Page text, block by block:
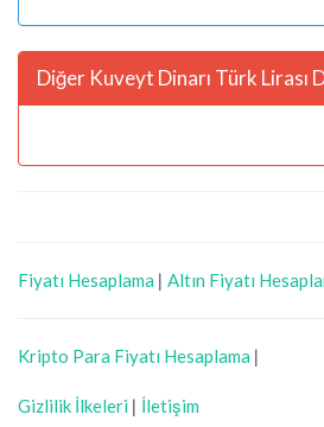
Diğer Kuveyt Dinarı Türk Lirası
Fiyatı Hesaplama | Altın Fiyatı
Kripto Para Fiyatı Hesaplama |
Gizlilik İlkeleri | İletişim